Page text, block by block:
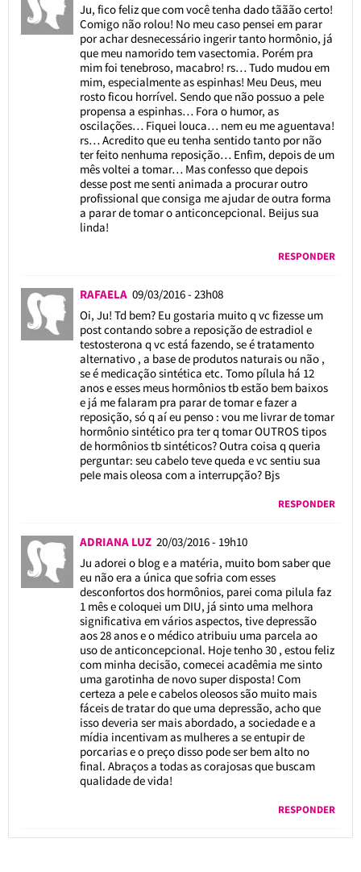
Ju, fico feliz que com você tenha dado tããão certo!
Comigo não rolou! No meu caso pensei em parar
por achar desnecessário ingerir tanto hormônio, já
que meu namorido tem vasectomia. Porém pra
mim foi tenebroso, macabro! rs… Tudo mudou em
mim, especialmente as espinhas! Meu Deus, meu
rosto ficou horrível. Sendo que não possuo a pele
propensa a espinhas… Fora o humor, as
oscilações… Fiquei louca… nem eu me aguentava!
rs… Acredito que eu tenha sentido tanto por não
ter feito nenhuma reposição… Enfim, depois de um
mês voltei a tomar… Mas confesso que depois
desse post me senti animada a procurar outro
profissional que consiga me ajudar de outra forma
a parar de tomar o anticoncepcional. Beijus sua
linda!
RESPONDER
RAFAELA 09/03/2016 - 23h08
Oi, Ju! Td bem? Eu gostaria muito q vc fizesse um
post contando sobre a reposição de estradiol e
testosterona q vc está fazendo, se é tratamento
alternativo , a base de produtos naturais ou não ,
se é medicação sintética etc. Tomo pílula há 12
anos e esses meus hormônios tb estão bem baixos
e já me falaram pra parar de tomar e fazer a
reposição, só q aí eu penso : vou me livrar de tomar
hormônio sintético pra ter q tomar OUTROS tipos
de hormônios tb sintéticos? Outra coisa q queria
perguntar: seu cabelo teve queda e vc sentiu sua
peIe mais oleosa com a interrupção? Bjs
RESPONDER
ADRIANA LUZ 20/03/2016 - 19h10
Ju adorei o blog e a matéria, muito bom saber que
eu não era a única que sofria com esses
desconfortos dos hormônios, parei coma pilula faz
1 mês e coloquei um DIU, já sinto uma melhora
significativa em vários aspectos, tive depressão
aos 28 anos e o médico atribuiu uma parcela ao
uso de anticoncepcional. Hoje tenho 30 , estou feliz
com minha decisão, comecei acadêmia me sinto
uma garotinha de novo super disposta! Com
certeza a pele e cabelos oleosos são muito mais
fáceis de tratar do que uma depressão, acho que
isso deveria ser mais abordado, a sociedade e a
mídia incentivam as mulheres a se entupir de
porcarias e o preço disso pode ser bem alto no
final. Abraços a todas as corajosas que buscam
qualidade de vida!
RESPONDER